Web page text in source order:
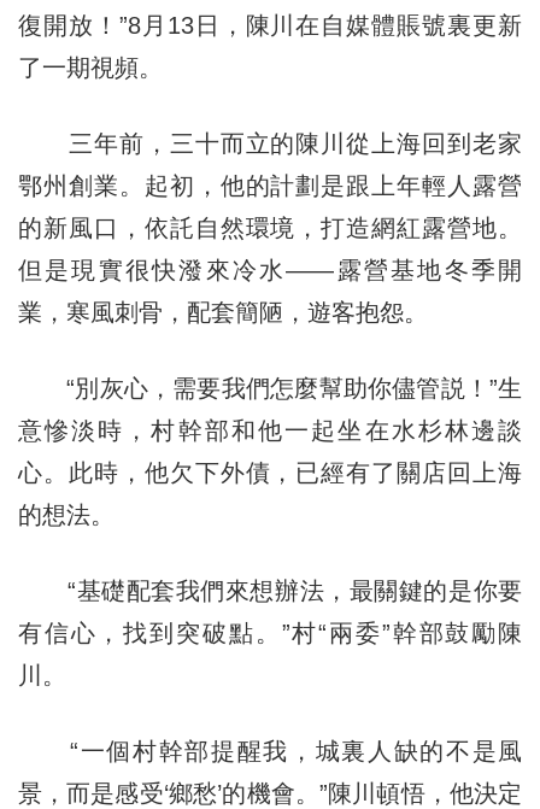
復開放！”8月13日，陳川在自媒體賬號裏更新
了一期視頻。
三年前，三十而立的陳川從上海回到老家
鄂州創業。起初，他的計劃是跟上年輕人露營
的新風口，依託自然環境，打造網紅露營地。
但是現實很快潑來冷水——露營基地冬季開
業，寒風刺骨，配套簡陋，遊客抱怨。
“別灰心，需要我們怎麼幫助你儘管説！”生
意慘淡時，村幹部和他一起坐在水杉林邊談
心。此時，他欠下外債，已經有了關店回上海
的想法。
“基礎配套我們來想辦法，最關鍵的是你要
有信心，找到突破點。”村“兩委”幹部鼓勵陳
川。
“一個村幹部提醒我，城裏人缺的不是風
景，而是感受‘鄉愁’的機會。”陳川頓悟，他決定